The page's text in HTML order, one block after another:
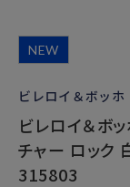
NEW
ビレロイ＆ボッホ
ビレロイ＆ボ
チャー ロック
315803